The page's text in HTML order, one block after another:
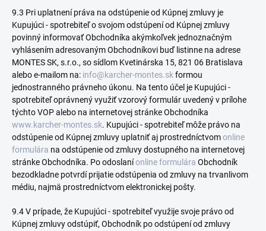
9.3 Pri uplatnení práva na odstúpenie od Kúpnej zmluvy je
Kupujúci - spotrebiteľ o svojom odstúpení od Kúpnej zmluvy
povinný informovať Obchodníka akýmkoľvek jednoznačným
vyhlásením adresovaným Obchodníkovi buď listinne na adrese
MONTES SK, s.r.o., so sídlom Kvetinárska 15, 821 06 Bratislava
alebo e-mailom na: info@karcher-montes.skformou
jednostranného právneho úkonu. Na tento účel je Kupujúci -
spotrebiteľ oprávnený využiť vzorový formulár uvedený v prílohe
týchto VOP alebo na internetovej stránke Obchodníka
www.karcher-montes.sk. Kupujúci - spotrebiteľ môže právo na
odstúpenie od Kúpnej zmluvy uplatniť aj prostredníctvomonline
formulára na odstúpenie od zmluvy dostupného na internetovej
stránke Obchodníka. Po odoslaníonline formulára Obchodník
bezodkladne potvrdí prijatie odstúpenia od zmluvy na trvanlivom
médiu, najmä prostredníctvom elektronickej pošty.
9.4 V prípade, že Kupujúci - spotrebiteľ využije svoje právo od
Kúpnej zmluvy odstúpiť, Obchodník po odstúpení od zmluvy